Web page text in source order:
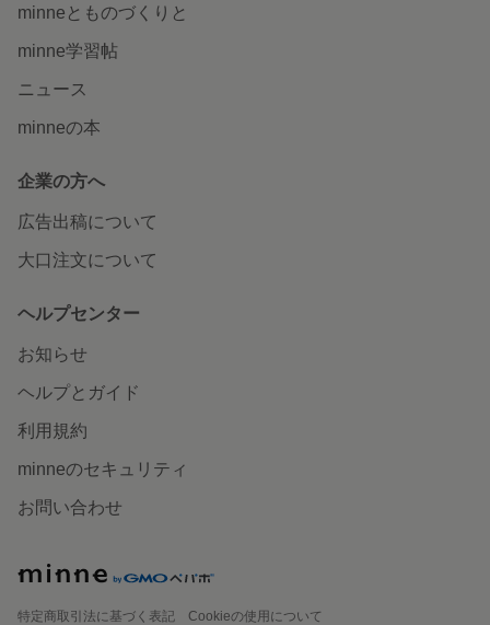
minneとものづくりと
minne学習帖
ニュース
minneの本
企業の方へ
広告出稿について
大口注文について
ヘルプセンター
お知らせ
ヘルプとガイド
利用規約
minneのセキュリティ
お問い合わせ
特定商取引法に基づく表記
Cookieの使用について